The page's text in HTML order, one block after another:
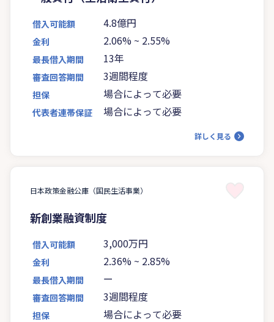
借入可能額 4.8億円
金利 2.06% ~ 2.55%
最長借入期間 13年
審査回答期間 3週間程度
担保 場合によって必要
代表者連帯保証 場合によって必要
詳しく見る
日本政策金融公庫（国民生活事業）
新創業融資制度
借入可能額 3,000万円
金利 2.36% ~ 2.85%
最長借入期間 ー
審査回答期間 3週間程度
担保 場合によって必要